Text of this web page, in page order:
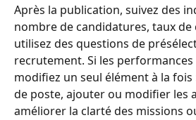
Après la publication, suivez des
nombre de candidatures, taux
utilisez des questions de
recrutement. Si les
modifiez un seul élément à la
de poste, ajouter ou modifier les
améliorer la clarté des missions